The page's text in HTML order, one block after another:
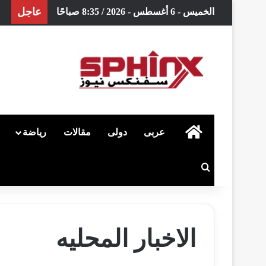
الخميس - 6 أغسطس - 2026 / 8:35 صباحًا عاجل
الرئيسية
عربى دولى مقالات رياضة
الاخبار المحليه